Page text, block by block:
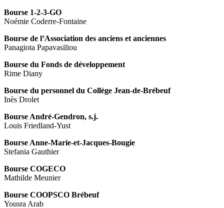
Bourse 1-2-3-GO
Noémie Coderre-Fontaine
Bourse de l’Association des anciens et anciennes
Panagiota Papavasiliou
Bourse du Fonds de développement
Rime Diany
Bourse du personnel du Collège Jean-de-Brébeuf
Inès Drolet
Bourse André-Gendron, s.j.
Louis Friedland-Yust
Bourse Anne-Marie-et-Jacques-Bougie
Stefania Gauthier
Bourse COGECO
Mathilde Meunier
Bourse COOPSCO Brébeuf
Yousra Arab